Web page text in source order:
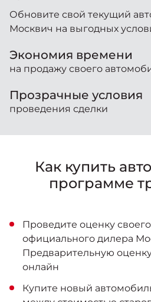
Яркий
от 2 237
от 2 069
Москвич
Страховые программы
СЕРВИСНЫЕ АКЦИИ
АКСЕССУАРЫ
КОНТАКТЫ
Обновите свой текущий
Москвич на выгодных
Экономия времени
на продажу своего
Прозрачные условия
проведения сделки
Как купить
программе
Проведите оценку
официального дилера
Предварительную
онлайн
Купите новый